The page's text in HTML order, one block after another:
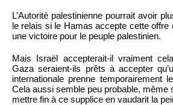
L’Autorité palestinienne pourrait avoir
le relais si le Hamas accepte cette offre
une victoire pour le peuple palestinien.
Mais Israël accepterait-il vraiment
Gaza seraient-ils prêts à accepter
internationale prenne temporairement
Cela aussi semble peu probable, même
mettre fin à ce supplice en vaudarit la